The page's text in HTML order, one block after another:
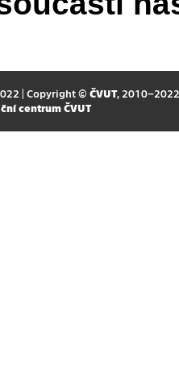
| Copyright © ČVUT, 2010–2022
centrum ČVUT